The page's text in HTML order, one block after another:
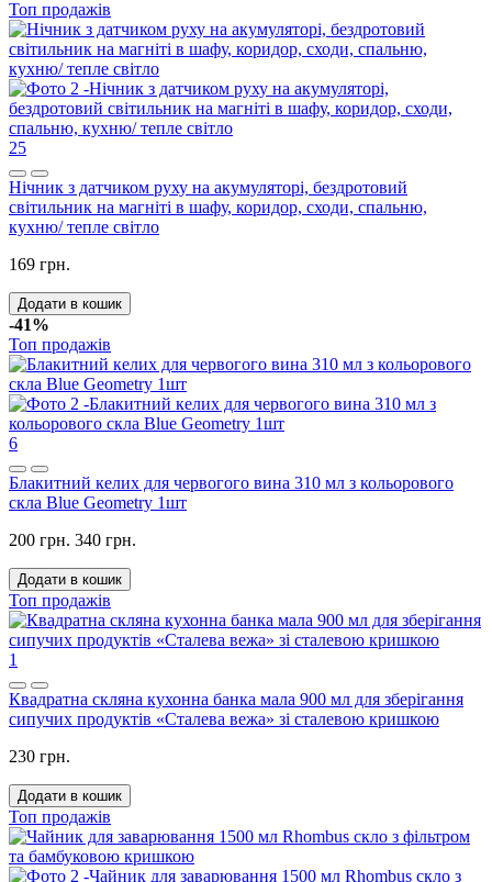
Топ продажів
25
Нічник з датчиком руху на акумуляторі, бездротовий
світильник на магніті в шафу, коридор, сходи, спальню,
кухню/ тепле світло
169 грн.
Додати в кошик
-41%
Топ продажів
6
Блакитний келих для червогого вина 310 мл з кольорового
скла Blue Geometry 1шт
200 грн. 340 грн.
Додати в кошик
Топ продажів
1
Квадратна скляна кухонна банка мала 900 мл для зберігання
сипучих продуктів «Сталева вежа» зі сталевою кришкою
230 грн.
Додати в кошик
Топ продажів